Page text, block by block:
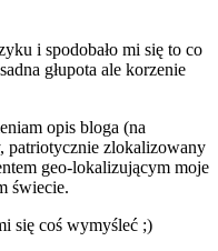
i spodobało mi się to co
głupota ale korzenie
opis bloga (na
patriotycznie zlokalizowany
geo-lokalizującym moje
świecie.
się coś wymyśleć ;)